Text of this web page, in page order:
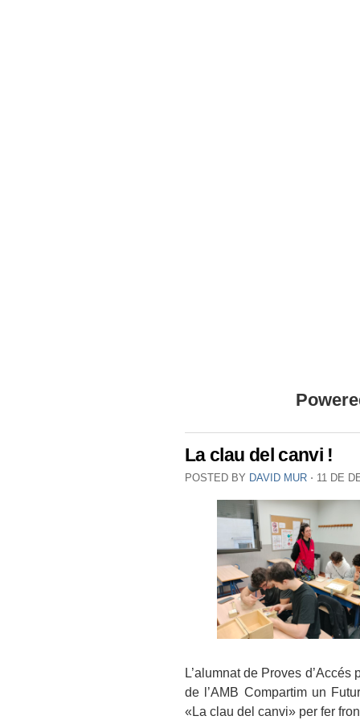
La clau del canvi !
POSTED BY DAVID MUR ⋅ 11 DE
L’alumnat de Proves
de l’AMB Compartim un
«La clau del canvi» per fer